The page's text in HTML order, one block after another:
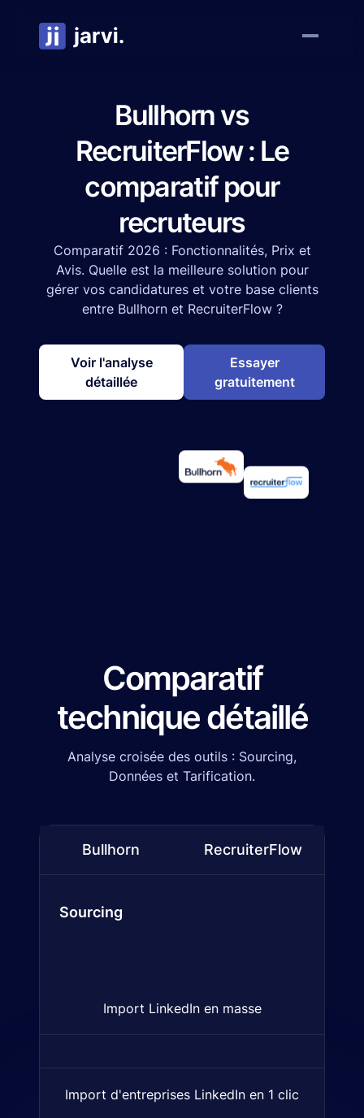
Bullhorn vs
RecruiterFlow : Le
comparatif pour
recruteurs
Comparatif 2026 : Fonctionnalités, Prix et
Avis. Quelle est la meilleure solution pour
gérer vos candidatures et votre base clients
entre Bullhorn et RecruiterFlow ?
Voir l'analyse
détaillée
Essayer
gratuitement
Comparatif
technique détaillé
Analyse croisée des outils : Sourcing,
Données et Tarification.
Bullhorn RecruiterFlow
Sourcing
Import LinkedIn en masse
Importez plusieurs profils
Import d'entreprises LinkedIn en 1 clic
Importation d'entreprises